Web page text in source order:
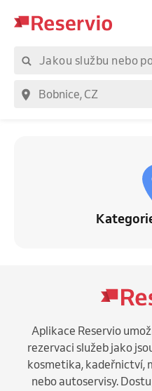
Aplikace Reservio
rezervaci služeb jako
kosmetika, kadeřnictví,
nebo autoservisy.